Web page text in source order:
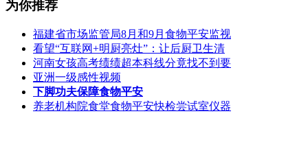
为你推荐
福建省市场监管局8月和9月食物平安监视
看望“互联网+明厨亮灶”：让后厨卫生清
河南女孩高考绩绩超本科线分竟找不到要
亚洲一级感性视频
下脚功夫保障食物平安
养老机构院食堂食物平安快检尝试室仪器